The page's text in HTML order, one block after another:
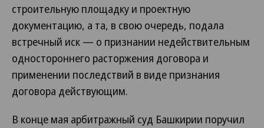
строительную площадку и проектную
документацию, а та, в свою очередь, подала
встречный иск — о признании недействительным
одностороннего расторжения договора и
применении последствий в виде признания
договора действующим.
В конце мая арбитражный суд Башкирии поручил